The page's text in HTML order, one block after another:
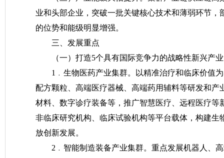
业和头部企业，突破一批关键核心技术和薄弱环节
的位势和能级明显增强。
三、发展重点
（一）打造5个具有国际竞争力的战略性新兴产
1﹒生物医药产业集群。以精准治疗和临床价值
配方颗粒、高端医疗器械、高端药用辅料等研发和
材料、数字诊疗装备等，推广智慧医疗、远程医疗
非临床研究机构、临床试验机构等平台载体，构建
放创新发展。
2﹒智能制造装备产业集群。重点发展机器人、